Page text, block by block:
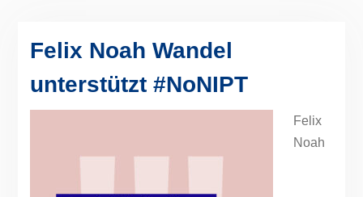
Felix Noah Wandel
unterstützt #NoNIPT
Felix
Noah